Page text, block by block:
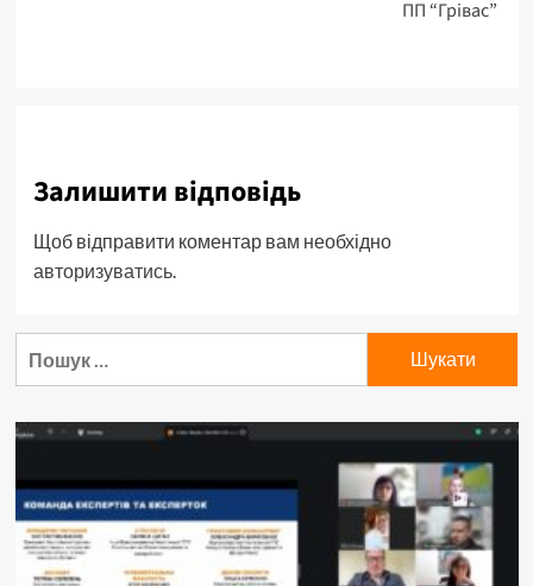
ПП “Грівас”
Залишити відповідь
Щоб відправити коментар вам необхідно
авторизуватись.